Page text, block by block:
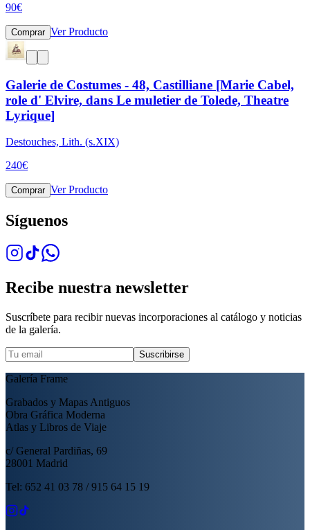
90€
Comprar Ver Producto
Galerie de Costumes - 48, Castilliane [Marie Cabel,
role d' Elvire, dans Le muletier de Tolede, Theatre
Lyrique]
Destouches, Lith. (s.XIX)
240€
Comprar Ver Producto
Síguenos
Recibe nuestra newsletter
Suscríbete para recibir nuevas incorporaciones al catálogo y noticias
de la galería.
Suscribirse
Galería Frame
Grabados y Mapas Antiguos
Obra Gráfica Moderna
Atlas y Libros de Viaje
c/ General Pardiñas, 69
28001 Madrid
Tel: 652 41 03 78 / 915 64 15 19